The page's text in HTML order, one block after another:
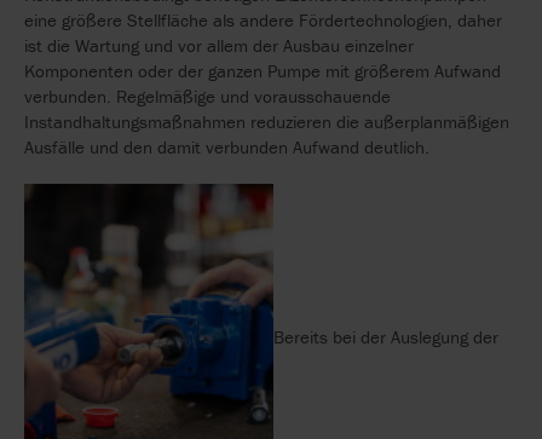
eine größere Stellfläche als andere Fördertechnologien, daher
ist die Wartung und vor allem der Ausbau einzelner
Komponenten oder der ganzen Pumpe mit größerem Aufwand
verbunden. Regelmäßige und vorausschauende
Instandhaltungsmaßnahmen reduzieren die außerplanmäßigen
Ausfälle und den damit verbunden Aufwand deutlich.
Bereits bei der Auslegung der